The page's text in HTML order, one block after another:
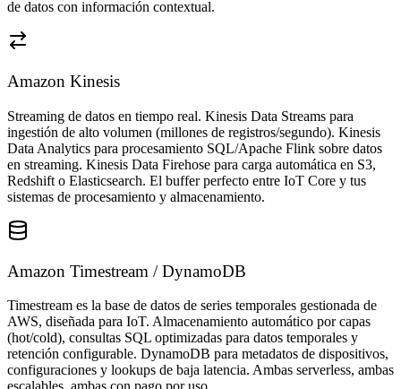
de datos con información contextual.
Amazon Kinesis
Streaming de datos en tiempo real. Kinesis Data Streams para
ingestión de alto volumen (millones de registros/segundo). Kinesis
Data Analytics para procesamiento SQL/Apache Flink sobre datos
en streaming. Kinesis Data Firehose para carga automática en S3,
Redshift o Elasticsearch. El buffer perfecto entre IoT Core y tus
sistemas de procesamiento y almacenamiento.
Amazon Timestream / DynamoDB
Timestream es la base de datos de series temporales gestionada de
AWS, diseñada para IoT. Almacenamiento automático por capas
(hot/cold), consultas SQL optimizadas para datos temporales y
retención configurable. DynamoDB para metadatos de dispositivos,
configuraciones y lookups de baja latencia. Ambas serverless, ambas